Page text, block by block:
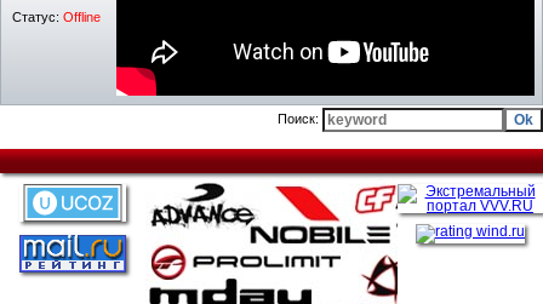
Статус: Offline
Поиск: